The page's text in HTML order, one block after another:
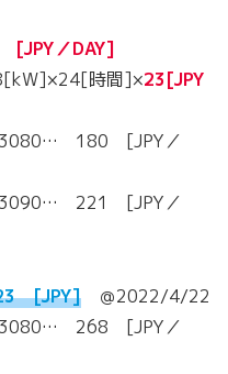
／DAY]
時間]×23[JPY
[JPY／
[JPY／
[JPY] ＠2022/4/22
[JPY／